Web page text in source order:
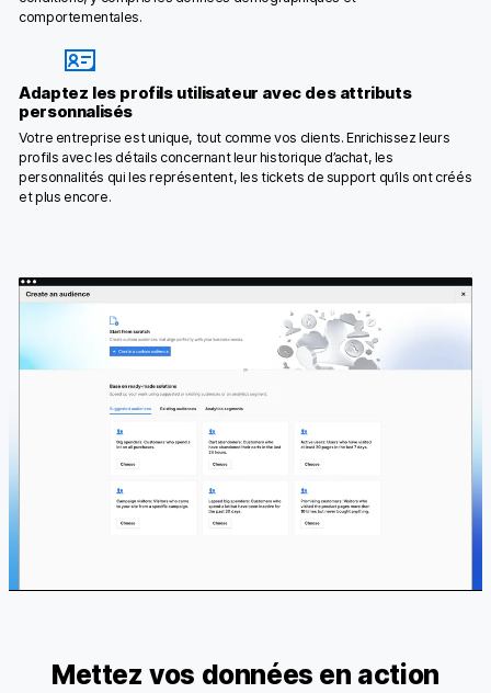
comportementales.
Adaptez les profils utilisateur avec des attributs
personnalisés
Votre entreprise est unique, tout comme vos clients. Enrichissez leurs
profils avec les détails concernant leur historique d’achat, les
personnalités qui les représentent, les tickets de support qu’ils ont créés
et plus encore.
Mettez vos données en action